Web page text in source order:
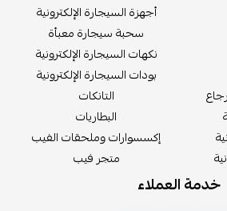
أجهزة السيجارة الإلكترونية
سحبة سيجارة معبأة
نكهات السيجارة الإلكترونية
بودات السيجارة الإلكترونية
التانكات
البطاريات
إكسسوارات وملحقات الفيب
متجر فيب
العملاء